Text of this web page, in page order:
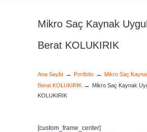
Mikro Saç Kaynak
Berat KOLUKIRIK
Ana Sayfa → Portfolio → Mikro Saç
Berat KOLUKIRIK → Mikro Saç Kaynak
KOLUKIRIK
[custom_frame_center]